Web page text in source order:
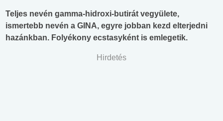
Teljes nevén gamma-hidroxi-butirát vegyülete,
ismertebb nevén a GINA, egyre jobban kezd elterjedni
hazánkban. Folyékony ecstasyként is emlegetik.
Hirdetés